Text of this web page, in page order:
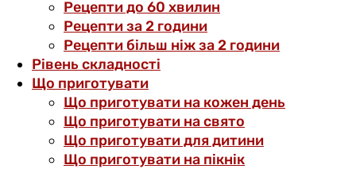
Рецепти до 60 хвилин
Рецепти за 2 години
Рецепти більш ніж за 2 години
Рівень складності
Що приготувати
Що приготувати на кожен день
Що приготувати на свято
Що приготувати для дитини
Що приготувати на пікнік